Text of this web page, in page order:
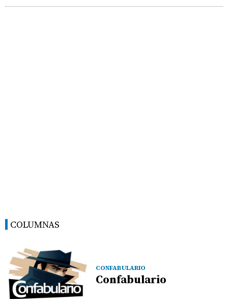
COLUMNAS
CONFABULARIO
Confabulario